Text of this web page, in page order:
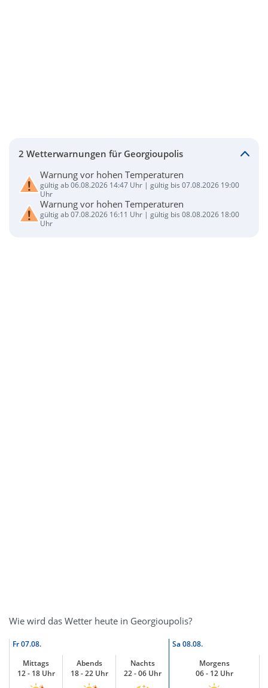
2 Wetterwarnungen für Georgioupolis
Warnung vor hohen Temperaturen
gültig ab 06.08.2026 14:47 Uhr | gültig bis 07.08.2026 19:00
Uhr
Warnung vor hohen Temperaturen
gültig ab 07.08.2026 16:11 Uhr | gültig bis 08.08.2026 18:00
Uhr
Wie wird das Wetter heute in Georgioupolis?
Fr07.08. Sa 08.08.
Mittags
12 - 18 Uhr
Abends
18 - 22 Uhr
Nachts
22 - 06 Uhr
Morgens
06 - 12 Uhr